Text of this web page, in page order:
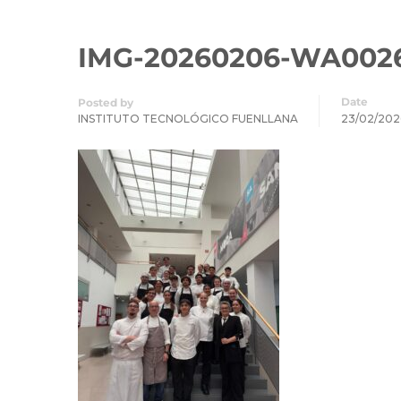
IMG-20260206-
Posted by
INSTITUTO TECNOLÓGICO FUENLLANA
Date
23/02/